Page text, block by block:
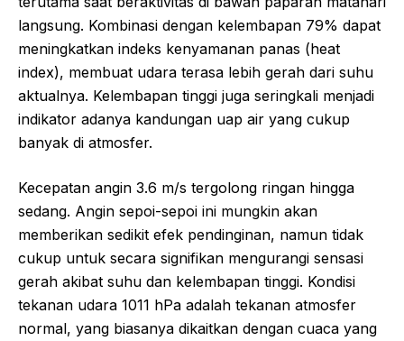
langsung. Kombinasi dengan kelembapan 79% dapat
meningkatkan indeks kenyamanan panas (heat
index), membuat udara terasa lebih gerah dari suhu
aktualnya. Kelembapan tinggi juga seringkali menjadi
indikator adanya kandungan uap air yang cukup
banyak di atmosfer.
Kecepatan angin 3.6 m/s tergolong ringan hingga
sedang. Angin sepoi-sepoi ini mungkin akan
memberikan sedikit efek pendinginan, namun tidak
cukup untuk secara signifikan mengurangi sensasi
gerah akibat suhu dan kelembapan tinggi. Kondisi
tekanan udara 1011 hPa adalah tekanan atmosfer
normal, yang biasanya dikaitkan dengan cuaca yang